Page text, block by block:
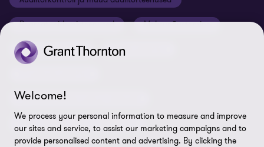
Grant Thornton Baltic Leedus
Karjäär
Uudiskirjaga liitumine
Ettevõtte rekvisiidid
ISO 27001:2022 sertifikaat
Küpsiste eelistused
Raamatupidamisteenused Maksunõustamine
Õigusnõustamine Ärinõustamine
Riskijuhtimisteenused ja siseaudit
Personaliteenused ja värbamine
Welcome!
We process your personal information to measure and improve
our sites and service, to assist our marketing campaigns and to
provide personalised content and advertising. By clicking the